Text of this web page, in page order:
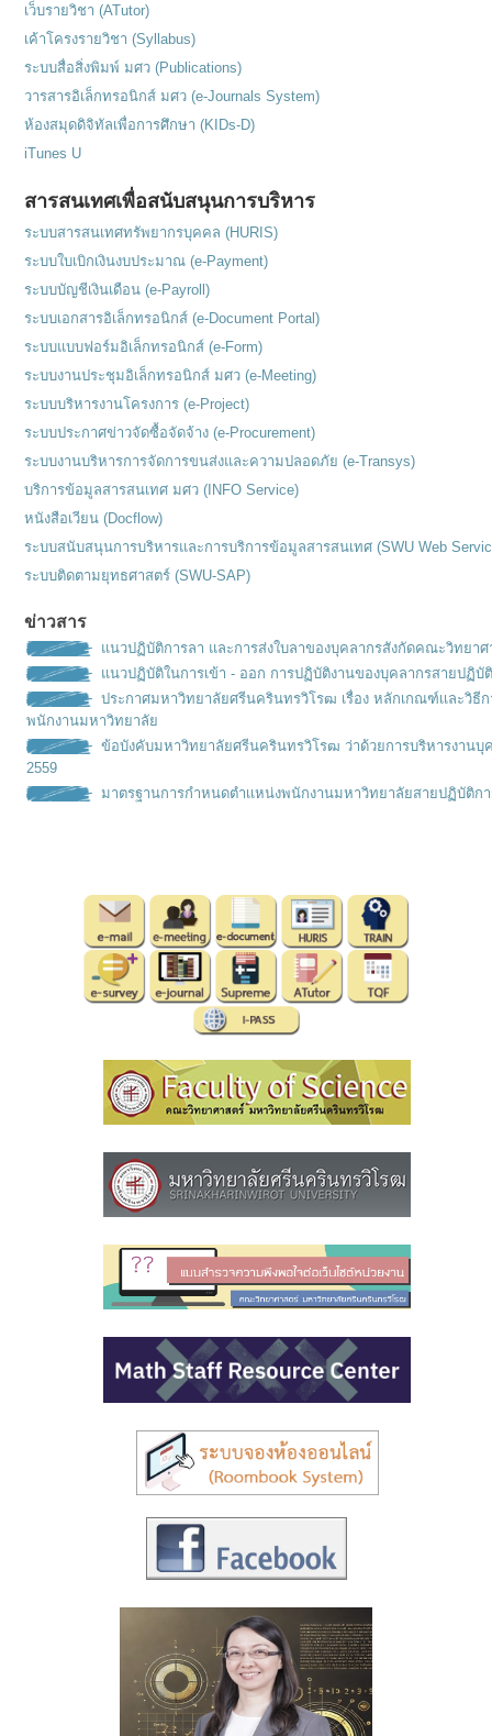
เว็บรายวิชา (ATutor)
เค้าโครงรายวิชา (Syllabus)
ระบบสื่อสิ่งพิมพ์ มศว (Publications)
วารสารอิเล็กทรอนิกส์ มศว (e-Journals System)
ห้องสมุดดิจิทัลเพื่อการศึกษา (KIDs-D)
iTunes U
สารสนเทศเพื่อสนับสนุนการบริหาร
ระบบสารสนเทศทรัพยากรบุคคล (HURIS)
ระบบใบเบิกเงินงบประมาณ (e-Payment)
ระบบบัญชีเงินเดือน (e-Payroll)
ระบบเอกสารอิเล็กทรอนิกส์ (e-Document Portal)
ระบบแบบฟอร์มอิเล็กทรอนิกส์ (e-Form)
ระบบงานประชุมอิเล็กทรอนิกส์ มศว (e-Meeting)
ระบบบริหารงานโครงการ (e-Project)
ระบบประกาศข่าวจัดซื้อจัดจ้าง (e-Procurement)
ระบบงานบริหารการจัดการขนส่งและความปลอดภัย (e-Transys)
บริการข้อมูลสารสนเทศ มศว (INFO Service)
หนังสือเวียน (Docflow)
ระบบสนับสนุนการบริหารและการบริการข้อมูลสารสนเทศ (SWU Web
ระบบติดตามยุทธศาสตร์ (SWU-SAP)
ข่าวสาร
แนวปฏิบัติการลา และการส่งใบลาของบุคลากรสังกัดคณะวิทยาศ
แนวปฏิบัติในการเข้า - ออก การปฏิบัติงานของบุคลากรสายปฏิบั
ประกาศมหาวิทยาลัยศรีนครินทรวิโรฒ เรื่อง หลักเกณฑ์เเละวิธี
พนักงานมหาวิทยาลัย
ข้อบังคับมหาวิทยาลัยศรีนครินทรวิโรฒ ว่าด้วยการบริหารงาน
2559
มาตรฐานการกำหนดตำเเหน่งพนักงานมหาวิทยาลัยสายปฏิบัติก